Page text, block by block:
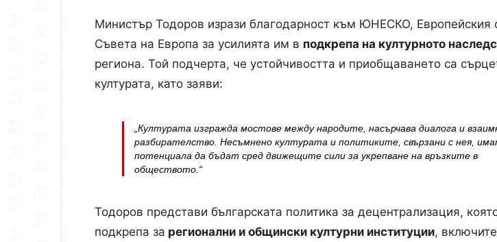
Министър Тодоров изрази благодарност към ЮНЕСКО, Европейския
Съвета на Европа за усилията им в подкрепа на културното
региона. Той подчерта, че устойчивостта и приобщаването са
културата, като заяви:
„Културата изгражда мостове между народите, насърчава диалога и
разбирателство. Несъмнено културата и политиките, свързани с нея,
потенциала да бъдат сред движещите сили за укрепване на връзките в
обществото.“
Тодоров представи българската политика за децентрализация,
подкрепа за регионални и общински културни институции,